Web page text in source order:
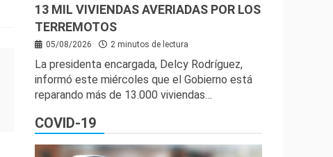
13 MIL VIVIENDAS AVERIADAS POR LOS
TERREMOTOS
05/08/2026 2 minutos de lectura
La presidenta encargada, Delcy Rodríguez,
informó este miércoles que el Gobierno está
reparando más de 13.000 viviendas…
COVID-19